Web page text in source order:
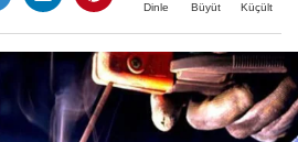
Dinle Büyüt Küçült